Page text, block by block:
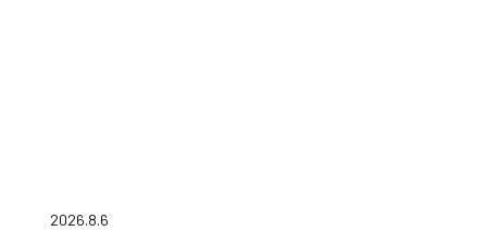
2026.8.6